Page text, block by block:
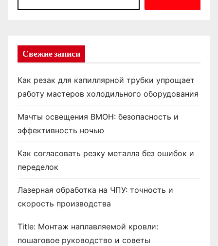
Свежие записи
Как резак для капиллярной трубки упрощает
работу мастеров холодильного оборудования
Мачты освещения ВМОН: безопасность и
эффективность ночью
Как согласовать резку металла без ошибок и
переделок
Лазерная обработка на ЧПУ: точность и
скорость производства
Title: Монтаж наплавляемой кровли:
пошаговое руководство и советы